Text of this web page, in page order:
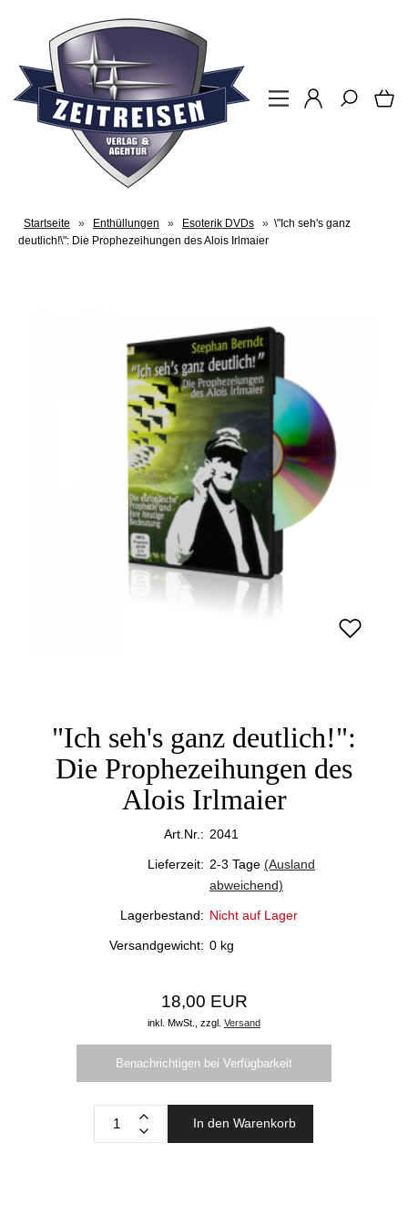
Startseite » Enthüllungen » Esoterik DVDs » \"Ich seh's ganz
deutlich!\": Die Prophezeihungen des Alois Irlmaier
"Ich seh's ganz deutlich!":
Die Prophezeihungen des
Alois Irlmaier
Art.Nr.: 2041
Lieferzeit: 2-3 Tage (Ausland
abweichend)
Lagerbestand: Nicht auf Lager
Versandgewicht: 0 kg
18,00 EUR
inkl. MwSt., zzgl. Versand
Benachrichtigen bei Verfügbarkeit
In den Warenkorb